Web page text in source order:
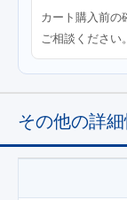
カート購入前の
ご相談ください。
その他の詳